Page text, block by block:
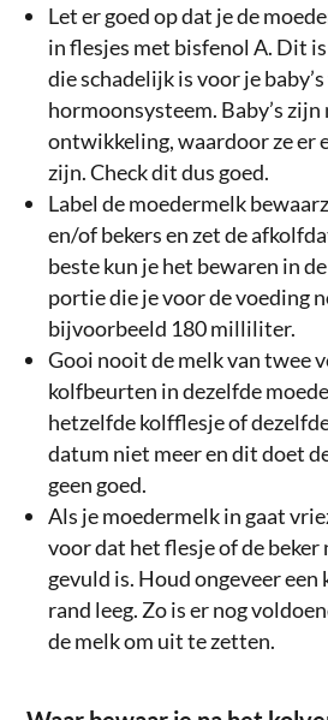
Let er goed op dat je de
in flesjes met bisfenol A. Dit
die schadelijk is voor je
hormoonsysteem. Baby’s zijn
ontwikkeling, waardoor ze er
zijn. Check dit dus goed.
Label de moedermelk
en/of bekers en zet de
beste kun je het bewaren in
portie die je voor de voeding
bijvoorbeeld 180 milliliter.
Gooi nooit de melk van twee
kolfbeurten in dezelfde
hetzelfde kolfflesje of
datum niet meer en dit doet
geen goed.
Als je moedermelk in gaat
voor dat het flesje of de
gevuld is. Houd ongeveer
rand leeg. Zo is er nog
de melk om uit te zetten.